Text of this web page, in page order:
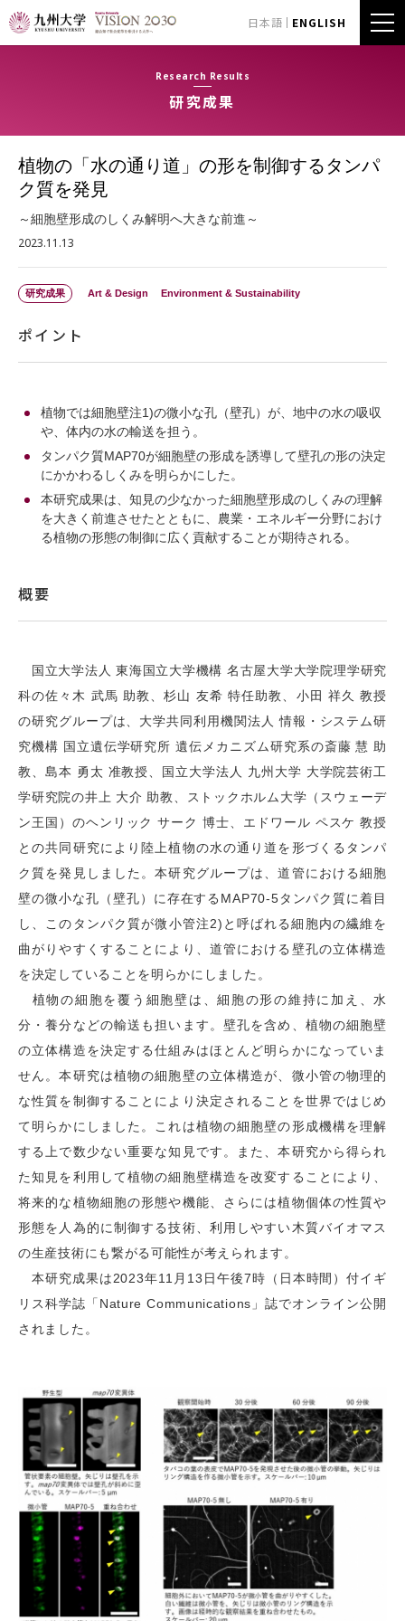
日本語 ENGLISH
Research Results
研究成果
植物の「水の通り道」の形を制御するタンパ
ク質を発見
～細胞壁形成のしくみ解明へ大きな前進～
2023.11.13
研究成果 Art & Design Environment & Sustainability
ポイント
植物では細胞壁注1)の微小な孔（壁孔）が、地中の水の吸収
や、体内の水の輸送を担う。
タンパク質MAP70が細胞壁の形成を誘導して壁孔の形の決定
にかかわるしくみを明らかにした。
本研究成果は、知見の少なかった細胞壁形成のしくみの理解
を大きく前進させたとともに、農業・エネルギー分野におけ
る植物の形態の制御に広く貢献することが期待される。
概要
国立大学法人 東海国立大学機構 名古屋大学大学院理学研究
科の佐々木 武馬 助教、杉山 友希 特任助教、小田 祥久 教授
の研究グループは、大学共同利用機関法人 情報・システム研
究機構 国立遺伝学研究所 遺伝メカニズム研究系の斎藤 慧 助
教、島本 勇太 准教授、国立大学法人 九州大学 大学院芸術工
学研究院の井上 大介 助教、ストックホルム大学（スウェーデ
ン王国）のヘンリック サーク 博士、エドワール ペスケ 教授
との共同研究により陸上植物の水の通り道を形づくるタンパ
ク質を発見しました。本研究グループは、道管における細胞
壁の微小な孔（壁孔）に存在するMAP70-5タンパク質に着目
し、このタンパク質が微小管注2)と呼ばれる細胞内の繊維を
曲がりやすくすることにより、道管における壁孔の立体構造
を決定していることを明らかにしました。
植物の細胞を覆う細胞壁は、細胞の形の維持に加え、水
分・養分などの輸送も担います。壁孔を含め、植物の細胞壁
の立体構造を決定する仕組みはほとんど明らかになっていま
せん。本研究は植物の細胞壁の立体構造が、微小管の物理的
な性質を制御することにより決定されることを世界ではじめ
て明らかにしました。これは植物の細胞壁の形成機構を理解
する上で数少ない重要な知見です。また、本研究から得られ
た知見を利用して植物の細胞壁構造を改変することにより、
将来的な植物細胞の形態や機能、さらには植物個体の性質や
形態を人為的に制御する技術、利用しやすい木質バイオマス
の生産技術にも繋がる可能性が考えられます。
本研究成果は2023年11月13日午後7時（日本時間）付イギ
リス科学誌「Nature Communications」誌でオンライン公開
されました。